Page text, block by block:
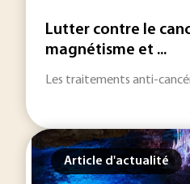
Lutter contre le
magnétisme et ...
Les traitements anti-
Article d'actualité